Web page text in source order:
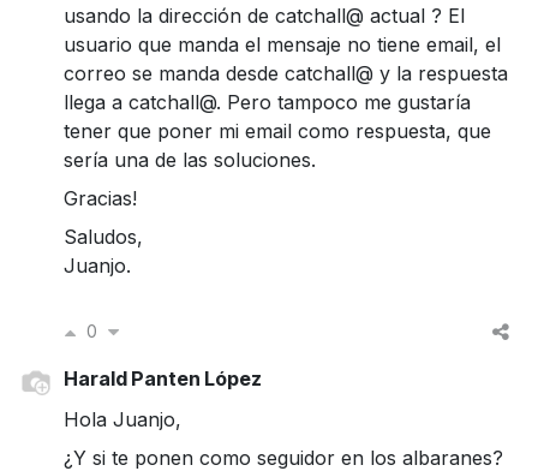
usando la dirección de catchall@ actual ? El
usuario que manda el mensaje no tiene email, el
correo se manda desde catchall@ y la respuesta
llega a catchall@. Pero tampoco me gustaría
tener que poner mi email como respuesta, que
sería una de las soluciones.
Gracias!
Saludos,
Juanjo.
0
Harald Panten López
Hola Juanjo,
¿Y si te ponen como seguidor en los albaranes?